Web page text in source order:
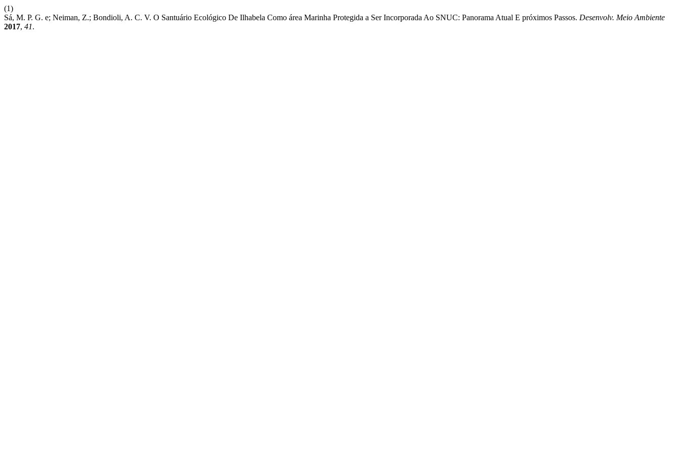
(1)
Sá, M. P. G. e; Neiman, Z.; Bondioli, A. C. V. O Santuário Ecológico De Ilhabela Como área Marinha Protegida a Ser Incorporada Ao SNUC: Panorama Atual E próximos Passos. Desenvolv. Meio Ambiente
2017, 41.